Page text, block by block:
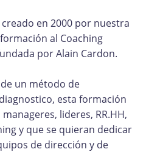
en 2000 por nuestra
al Coaching
por Alain Cardon.
un método de
esta formación
lideres, RR.HH,
y que se quieran dedicar
de dirección y de